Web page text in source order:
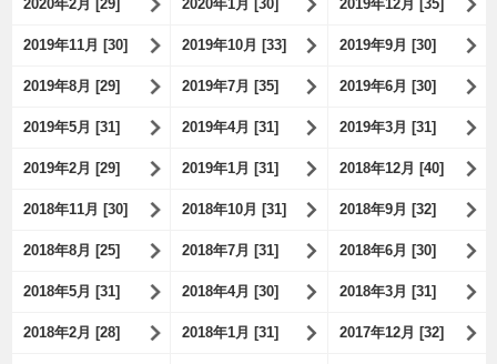
2020年2月 [29] 2020年1月 [30] 2019年12月 [35]
2019年11月 [30] 2019年10月 [33] 2019年9月 [30]
2019年8月 [29] 2019年7月 [35] 2019年6月 [30]
2019年5月 [31] 2019年4月 [31] 2019年3月 [31]
2019年2月 [29] 2019年1月 [31] 2018年12月 [40]
2018年11月 [30] 2018年10月 [31] 2018年9月 [32]
2018年8月 [25] 2018年7月 [31] 2018年6月 [30]
2018年5月 [31] 2018年4月 [30] 2018年3月 [31]
2018年2月 [28] 2018年1月 [31] 2017年12月 [32]